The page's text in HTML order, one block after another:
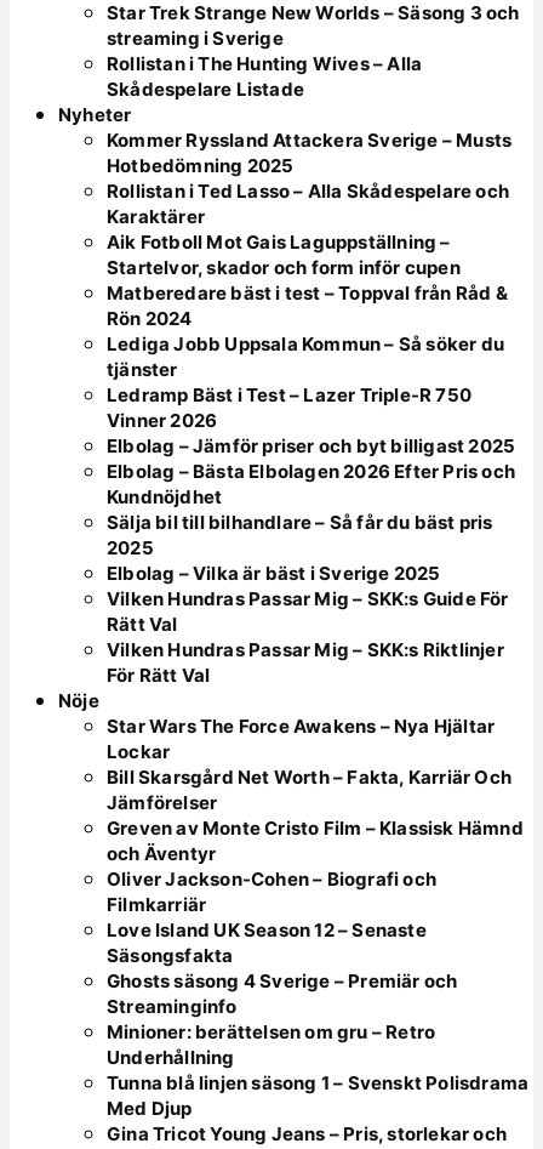
Star Trek Strange New Worlds – Säsong 3 och
streaming i Sverige
Rollistan i The Hunting Wives – Alla
Skådespelare Listade
Nyheter
Kommer Ryssland Attackera Sverige – Musts
Hotbedömning 2025
Rollistan i Ted Lasso – Alla Skådespelare och
Karaktärer
Aik Fotboll Mot Gais Laguppställning –
Startelvor, skador och form inför cupen
Matberedare bäst i test – Toppval från Råd &
Rön 2024
Lediga Jobb Uppsala Kommun – Så söker du
tjänster
Ledramp Bäst i Test – Lazer Triple-R 750
Vinner 2026
Elbolag – Jämför priser och byt billigast 2025
Elbolag – Bästa Elbolagen 2026 Efter Pris och
Kundnöjdhet
Sälja bil till bilhandlare – Så får du bäst pris
2025
Elbolag – Vilka är bäst i Sverige 2025
Vilken Hundras Passar Mig – SKK:s Guide För
Rätt Val
Vilken Hundras Passar Mig – SKK:s Riktlinjer
För Rätt Val
Nöje
Star Wars The Force Awakens – Nya Hjältar
Lockar
Bill Skarsgård Net Worth – Fakta, Karriär Och
Jämförelser
Greven av Monte Cristo Film – Klassisk Hämnd
och Äventyr
Oliver Jackson-Cohen – Biografi och
Filmkarriär
Love Island UK Season 12 – Senaste
Säsongsfakta
Ghosts säsong 4 Sverige – Premiär och
Streaminginfo
Minioner: berättelsen om gru – Retro
Underhållning
Tunna blå linjen säsong 1 – Svenskt Polisdrama
Med Djup
Gina Tricot Young Jeans – Pris, storlekar och